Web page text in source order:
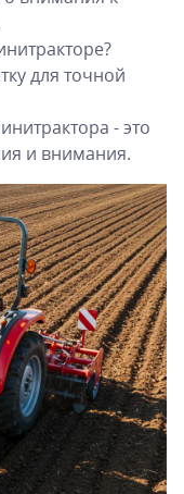
для точной
- это
и внимания.